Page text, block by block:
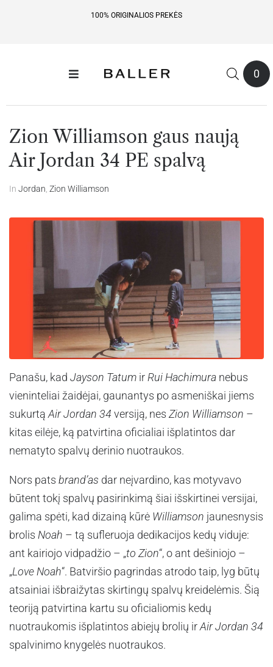
100% ORIGINALIOS PREKĖS
0
Zion Williamson gaus naują
Air Jordan 34 PE spalvą
In Jordan Zion Williamson
Panašu, kad Jayson Tatum irRui Hachimura nebus
vieninteliai žaidėjai, gaunantys po asmeniškai jiems
sukurtąAir Jordan 34 versiją, nes Zion Williamson –
kitas eilėje, ką patvirtina oficialiai išplatintos dar
nematyto spalvų derinio nuotraukos.
Nors pats brand’as dar neįvardino, kas motyvavo
būtent tokį spalvų pasirinkimą šiai išskirtinei versijai,
galima spėti, kad dizainą kūrė Williamson jaunesnysis
brolis Noah – tą sufleruoja dedikacijos kedų viduje:
ant kairiojo vidpadžio – „to Zion“, o ant dešiniojo –
„Love Noah“. Batviršio pagrindas atrodo taip, lyg būtų
atsainiai išbraižytas skirtingų spalvų kreidelėmis. Šią
teoriją patvirtina kartu su oficialiomis kedų
nuotraukomis išplatintos abiejų brolių irAir Jordan 34
spalvinimo knygelės nuotraukos.